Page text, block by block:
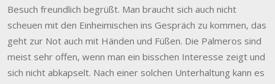
Besuch freundlich begrüßt. Man braucht sich auch nicht
scheuen mit den Einheimischen ins Gespräch zu kommen, das
geht zur Not auch mit Händen und Füßen. Die Palmeros sind
meist sehr offen, wenn man ein bisschen Interesse zeigt und
sich nicht abkapselt. Nach einer solchen Unterhaltung kann es